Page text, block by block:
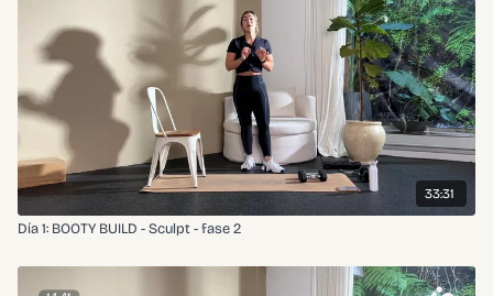
33:31
Día 1: BOOTY BUILD - Sculpt - fase 2